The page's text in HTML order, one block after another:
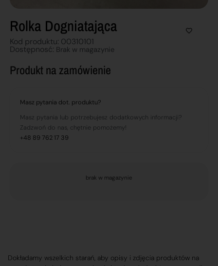
Rolka Dogniatająca
Kod produktu: 00310101
Dostępnosć: Brak w magazynie
Produkt na zamówienie
Masz pytania dot. produktu?
Masz pytania lub potrzebujesz dodatkowych informacji?
Zadzwoń do nas, chętnie pomożemy!
+48 89 762 17 39
brak w magazynie
Dokładamy wszelkich starań, aby opisy i zdjęcia produktów na